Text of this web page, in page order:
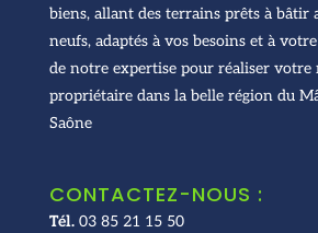
biens, allant des terrains prêts à bâtir
neufs, adaptés à vos besoins et à
de notre expertise pour réaliser votre
propriétaire dans la belle région du
Saône
CONTACTEZ-NOUS :
Tél.03 85 21 15 50